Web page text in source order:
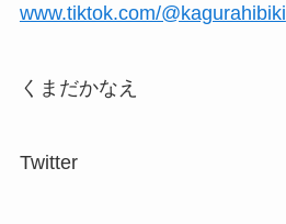
www.tiktok.com/@kagurahibiki
くまだかなえ
Twitter